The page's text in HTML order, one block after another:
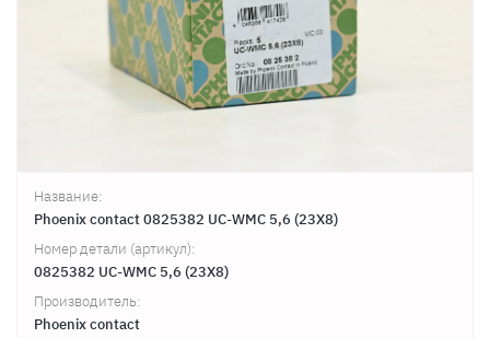
Название:
Phoenix contact 0825382 UC-WMC 5,6 (23X8)
Номер детали (артикул):
0825382 UC-WMC 5,6 (23X8)
Производитель:
Phoenix contact